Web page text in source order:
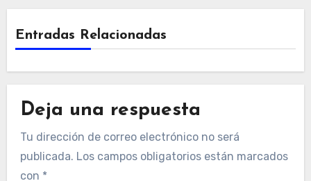
Entradas Relacionadas
Deja una respuesta
Tu dirección de correo electrónico no será
publicada. Los campos obligatorios están marcados
con *